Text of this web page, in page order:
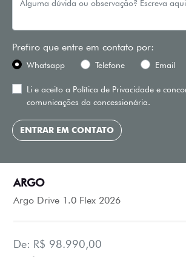
Prefiro que entre em contato por:
Whatsapp Telefone Email
Li e aceito a Política de Privacidade e
comunicações da concessionária.
ENTRAR EM CONTATO
ARGO
Argo Drive 1.0 Flex 2026
De: R$ 98.990,00